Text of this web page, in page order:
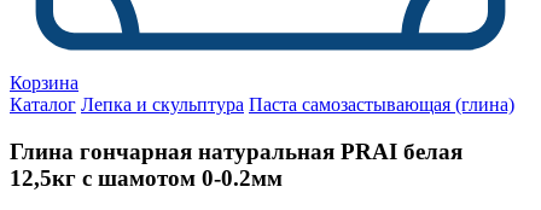
Корзина
Каталог Лепка и скульптура Паста самозастывающая (глина)
Глина гончарная натуральная PRAI белая
12,5кг с шамотом 0-0.2мм